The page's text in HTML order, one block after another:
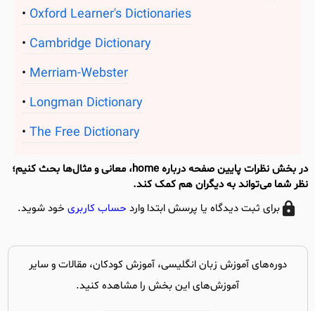
Oxford Learner's Dictionaries
Cambridge Dictionary
Merriam-Webster
Longman Dictionary
The Free Dictionary
در بخش نظرات پایین صفحه درباره home، معانی و مثال‌ها بحث کنیم؛
نظر شما می‌تواند به دیگران هم کمک کند.
برای ثبت دیدگاه یا پرسش ابتدا وارد حساب کاربری خود شوید.
دوره‌های آموزش زبان انگلیسی، آموزش کودکان، مقالات و سایر
آموزش‌های این بخش را مشاهده کنید.